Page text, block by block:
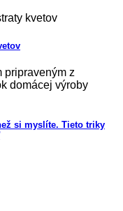
si myslíte. Tieto triky